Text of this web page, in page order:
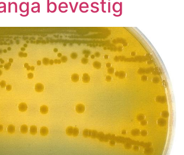
bevestig